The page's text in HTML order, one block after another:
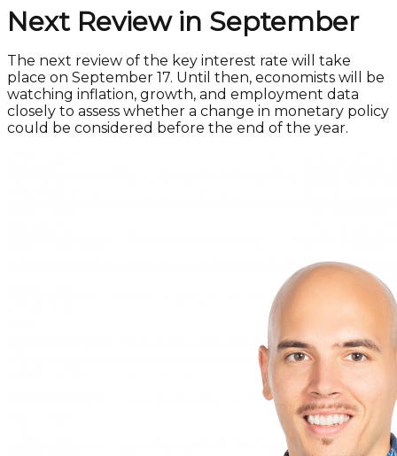
Next Review in September
The next review of the key interest rate will take
place on September 17. Until then, economists will be
watching inflation, growth, and employment data
closely to assess whether a change in monetary policy
could be considered before the end of the year.